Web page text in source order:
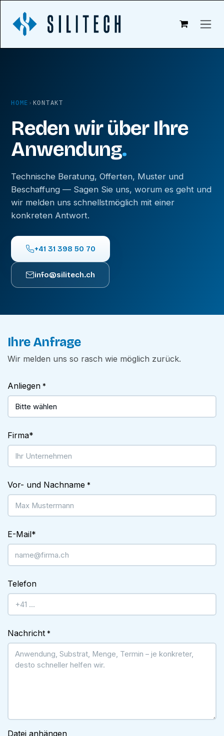
HOME › KONTAKT
Reden wir über Ihre
Anwendung.
Technische Beratung, Offerten, Muster und
Beschaffung — Sagen Sie uns, worum es geht und
wir melden uns schnellstmöglich mit einer
konkreten Antwort.
+41 31 398 50 70
info@silitech.ch
Ihre Anfrage
Wir melden uns so rasch wie möglich zurück.
Anliegen *
Firma*
Vor- und Nachname *
E-Mail*
Telefon
Nachricht *
Datei anhängen